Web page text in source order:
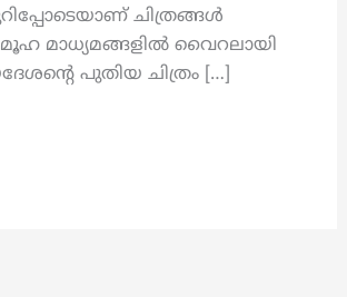
ചിത്രങ്ങൾ
മാധ്യമങ്ങളിൽ വൈറലായി
പുതിയ ചിത്രം […]